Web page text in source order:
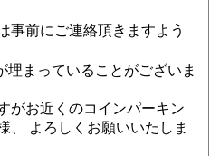
事前にご連絡頂きますよう
まっていることがございま
がお近くのコインパーキン
、 よろしくお願いいたしま